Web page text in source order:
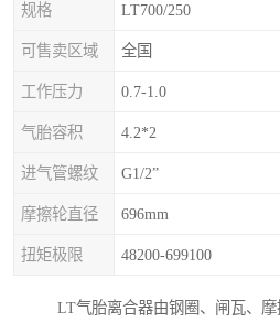
规格 LT700/250
可售卖区域 全国
工作压力 0.7-1.0
气胎容积 4.2*2
进气管螺纹 G1/2”
摩擦轮直径 696mm
扭矩极限 48200-699100
LT气胎离合器由钢圈、闸瓦、